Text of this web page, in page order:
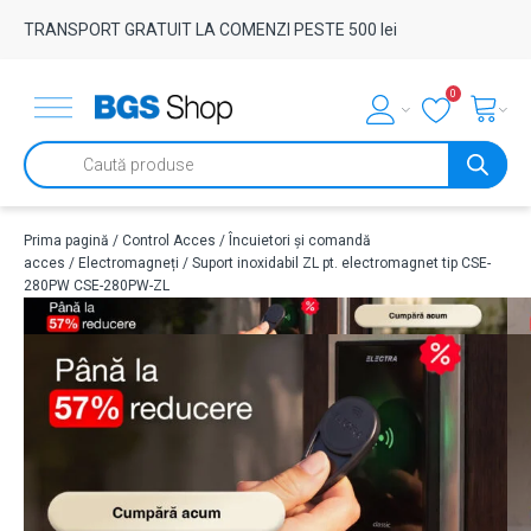
TRANSPORT GRATUIT LA COMENZI PESTE 500 lei
0
Products
search
Prima pagină / Control Acces / Încuietori și comandă
acces / Electromagneți / Suport inoxidabil ZL pt. electromagnet tip CSE-
280PW CSE-280PW-ZL